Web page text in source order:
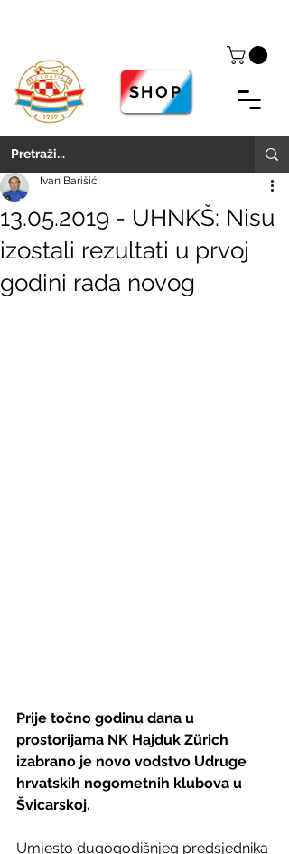
SHOP
13.05.2019 - UHNKŠ: Nisu
izostali rezultati u prvoj
godini rada novog
Ivan Barišić
Prije točno godinu dana u
prostorijama NK Hajduk Zürich
izabrano je novo vodstvo Udruge
hrvatskih nogometnih klubova u
Švicarskoj.
Umjesto dugogodišnjeg predsjednika